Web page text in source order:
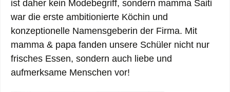
ist daher kein Modebegriff, sondern mamma Saiti
war die erste ambitionierte Köchin und
konzeptionelle Namensgeberin der Firma. Mit
mamma & papa fanden unsere Schüler nicht nur
frisches Essen, sondern auch liebe und
aufmerksame Menschen vor!